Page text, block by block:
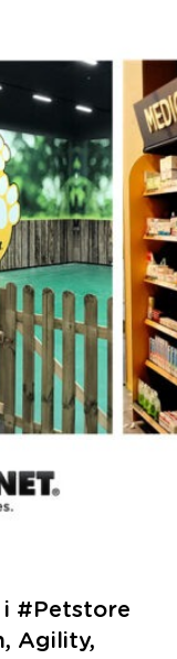
i #Petstore
Agility,